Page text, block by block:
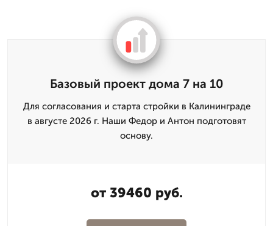
Базовый проект дома 7 на 10
Для согласования и старта стройки в Калининграде
в августе 2026 г. Наши Федор и Антон подготовят
основу.
от 39460 руб.